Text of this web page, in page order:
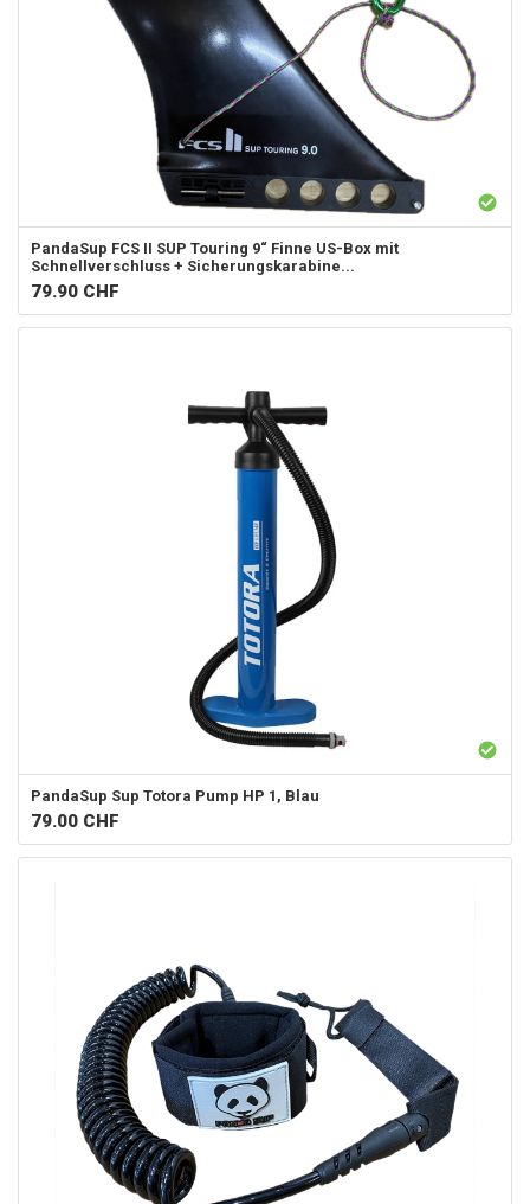
PandaSup FCS II SUP Touring 9“ Finne US-Box mit
Schnellverschluss + Sicherungskarabine...
79.90 CHF
PandaSup Sup Totora Pump HP 1, Blau
79.00 CHF